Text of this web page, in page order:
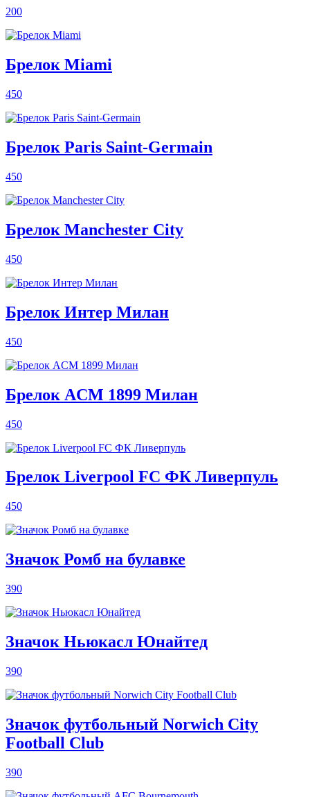
200
Брелок Miami
450
Брелок Paris Saint-Germain
450
Брелок Manchester City
450
Брелок Интер Милан
450
Брелок ACM 1899 Милан
450
Брелок Liverpool FC ФК Ливерпуль
450
Значок Ромб на булавке
390
Значок Ньюкасл Юнайтед
390
Значок футбольный Norwich City
Football Club
390